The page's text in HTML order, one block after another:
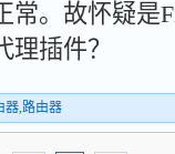
常。故怀疑是
理插件？
器,路由器